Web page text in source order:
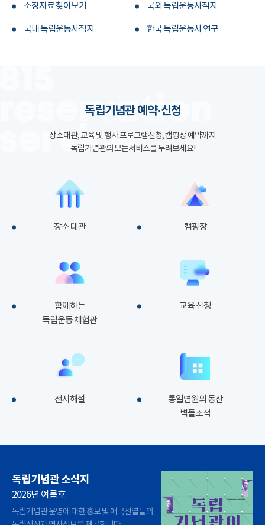
소장자료 찾아보기 국외 독립운동사적지
국내 독립운동사적지 한국 독립운동사 연구
독립기념관 예약·신청
장소대관, 교육 및 행사 프로그램신청, 캠핑장 예약까지
독립기념관의 모든서비스를 누려보세요!
장소 대관 캠핑장
함께하는
독립운동 체험관
교육 신청
전시해설
통일염원의 동산
벽돌조적
독립기념관 소식지
2026년 여름호
독립기념관 운영에 대한 홍보 및 애국선열들의